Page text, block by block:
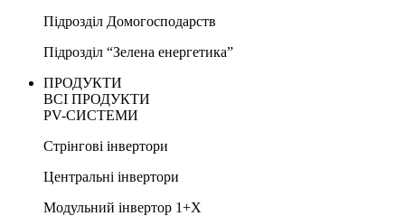
Підрозділ Домогосподарств
Підрозділ “Зелена енергетика”
ПРОДУКТИ
ВСІ ПРОДУКТИ
PV-СИСТЕМИ
Стрінгові інвертори
Центральні інвертори
Модульний інвертор 1+X